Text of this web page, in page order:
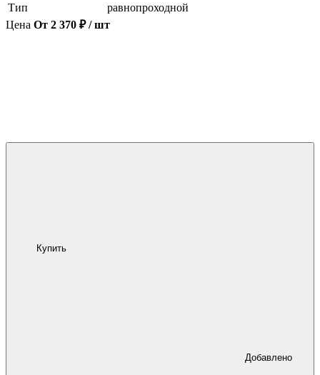
Тип
равнопроходной
Цена От 2 370 ₽ / шт
Купить
Добавлено